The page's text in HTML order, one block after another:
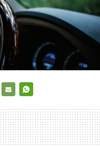
MAIL